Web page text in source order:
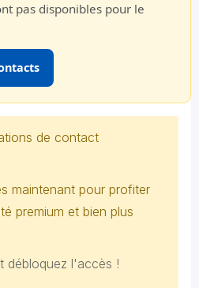
pas disponibles pour le
de contact
maintenant pour profiter
premium et bien plus
débloquez l'accès !